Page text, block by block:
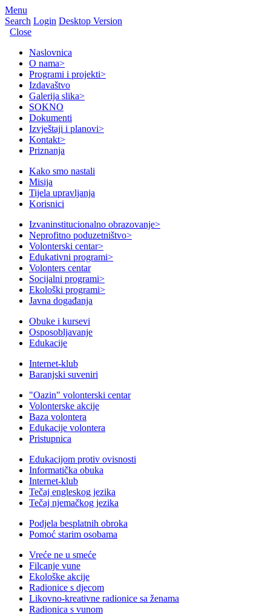
Menu
Search Login Desktop Version
Close
Naslovnica
O nama>
Programi i projekti>
Izdavaštvo
Galerija slika>
SOKNO
Dokumenti
Izvještaji i planovi>
Kontakt>
Priznanja
Kako smo nastali
Misija
Tijela upravljanja
Korisnici
Izvaninstitucionalno obrazovanje>
Neprofitno poduzetništvo>
Volonterski centar>
Edukativni programi>
Volonters centar
Socijalni programi>
Ekološki programi>
Javna događanja
Obuke i kursevi
Osposobljavanje
Edukacije
Internet-klub
Baranjski suveniri
"Oazin" volonterski centar
Volonterske akcije
Baza volontera
Edukacije volontera
Pristupnica
Edukacijom protiv ovisnosti
Informatička obuka
Internet-klub
Tečaj engleskog jezika
Tečaj njemačkog jezika
Podjela besplatnih obroka
Pomoć starim osobama
Vreće ne u smeće
Filcanje vune
Ekološke akcije
Radionice s djecom
Likovno-kreativne radionice sa ženama
Radionica s vunom